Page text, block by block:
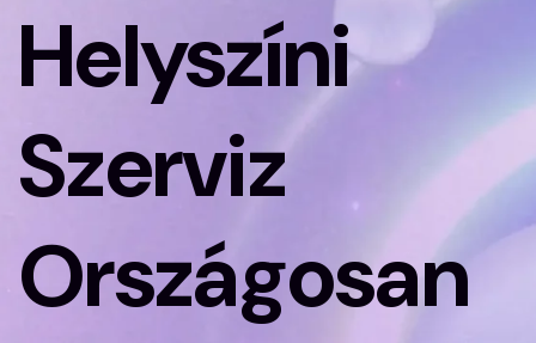
Helyszíni
Szerviz
Országosan